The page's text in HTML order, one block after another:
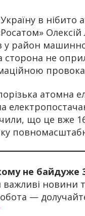
Україну в нібито
у район
сторона не
атомна
що це вже
не байдуже
новини
—